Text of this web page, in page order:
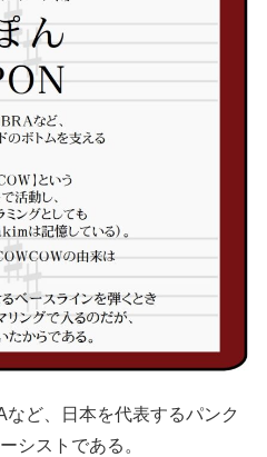
など、日本を代表するパンク
シストである。